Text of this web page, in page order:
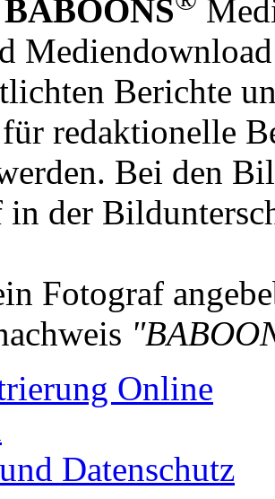
BABOONS
Berichte
redaktionelle
Bei den
in der
Fotograf
Online
Datenschutz